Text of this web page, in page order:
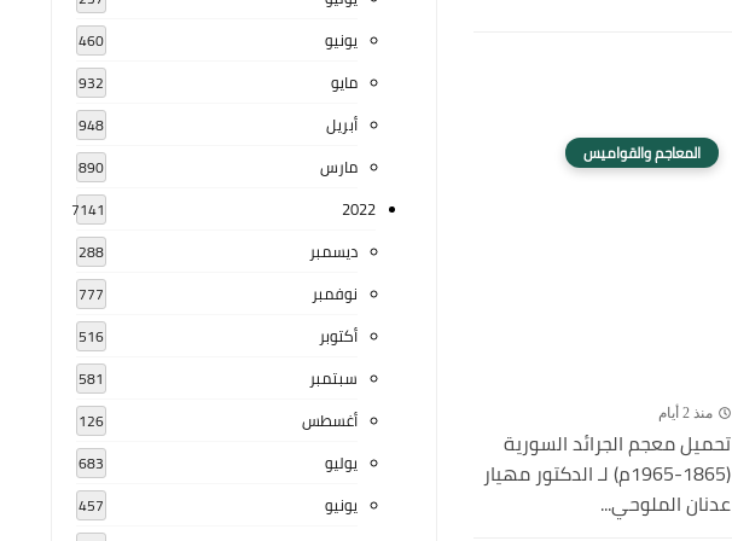
المعاجم والقواميس
منذ 2 أيام
تحميل معجم الجرائد السورية
(1865-1965م) لـ الدكتور مهيار
عدنان الملوحي...
يونيو 460
مايو 932
أبريل 948
مارس 890
2022
7141
ديسمبر 288
نوفمبر 777
أكتوبر 516
سبتمبر 581
أغسطس 126
يوليو 683
يونيو 457